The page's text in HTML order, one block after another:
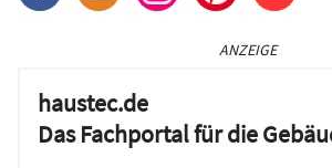
ANZEIGE
haustec.de
Das Fachportal für die